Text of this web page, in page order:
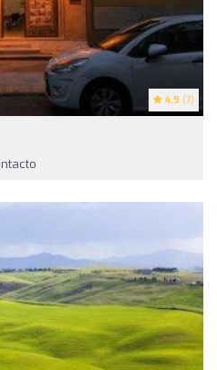
4.9 (7)